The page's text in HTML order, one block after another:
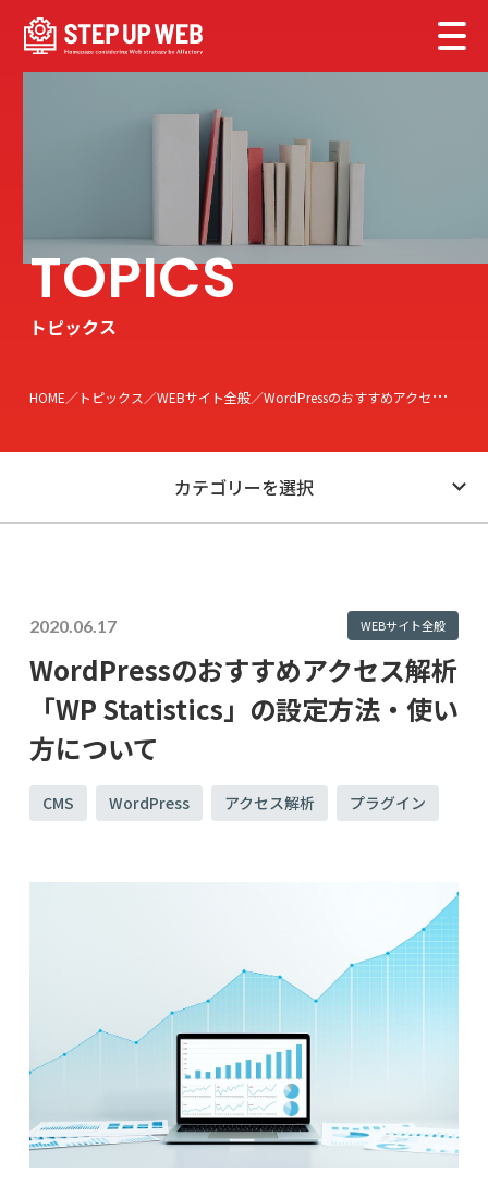
トピックス
HOME トピックス WEBサイト全般 WordPressのおすすめアクセス解析「WP Statistics」の設定方法・使い方について
カテゴリーを選択
2020.06.17 WEBサイト全般
WordPressのおすすめアクセス解析
「WP Statistics」の設定方法・使い
方について
CMS WordPress アクセス解析 プラグイン